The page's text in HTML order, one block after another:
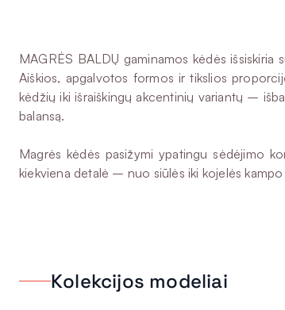
MAGRĖS BALDŲ gaminamos kėdės
Aiškios, apgalvotos formos ir tikslios
kėdžių iki išraiškingų akcentinių variantų –
balansą.
Magrės kėdės pasižymi ypatingu sėdėjimo
kiekviena detalė – nuo siūlės iki kojelės
Kolekcijos modeliai